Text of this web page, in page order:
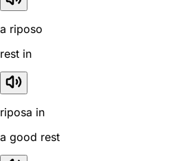
a riposo
rest in
riposa in
a good rest